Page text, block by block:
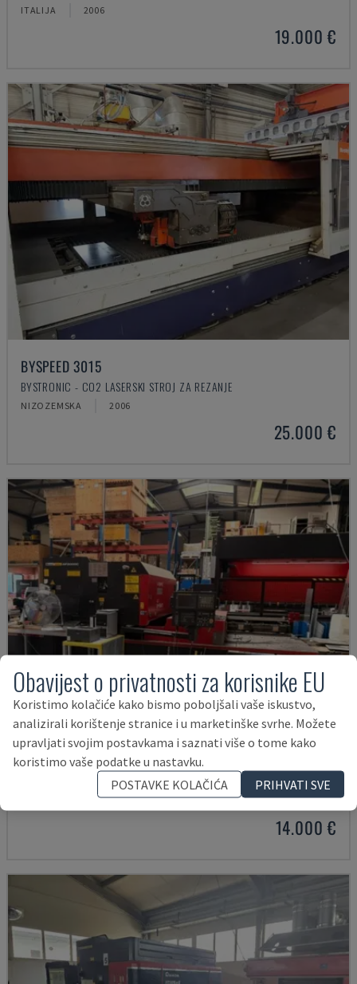
ITALIJA 2006
19.000 €
BYSPEED 3015
BYSTRONIC - CO2 LASERSKI STROJ ZA REZANJE
NIZOZEMSKA 2006
25.000 €
LC-2415ΑIII
AMADA - CO2 LASERSKI STROJ ZA REZANJE
2000 23.000 SATI
14.000 €
Obavijest o privatnosti za korisnike EU
Koristimo kolačiće kako bismo poboljšali vaše iskustvo,
analizirali korištenje stranice i u marketinške svrhe. Možete
upravljati svojim postavkama i saznati više o tome kako
koristimo vaše podatke u nastavku.
POSTAVKE KOLAČIĆA
PRIHVATI SVE